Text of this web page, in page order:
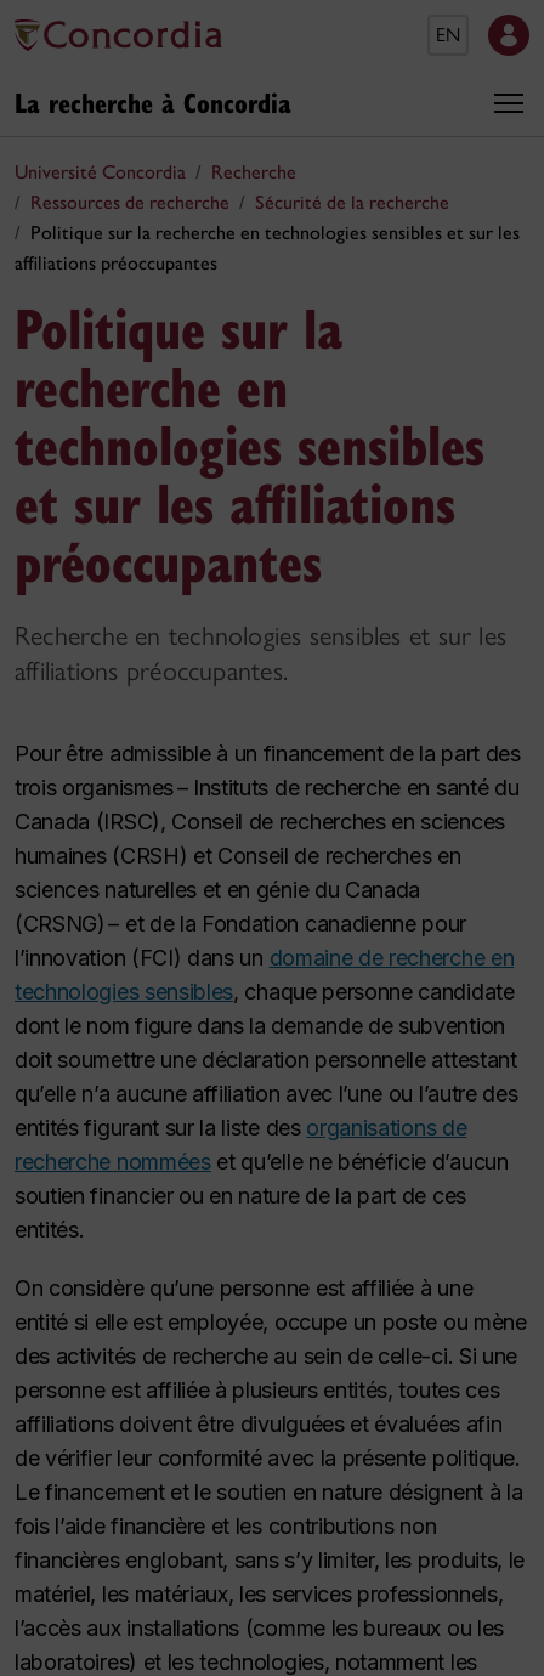
EN
La recherche à Concordia
Université Concordia
Recherche
Ressources de recherche
Sécurité de la recherche
Politique sur la recherche en technologies sensibles et sur les
affiliations préoccupantes
Politique sur la
recherche en
technologies sensibles
et sur les affiliations
préoccupantes
Recherche en technologies sensibles et sur les
affiliations préoccupantes.
Pour être admissible à un financement de la part des
trois organismes – Instituts de recherche en santé du
Canada (IRSC), Conseil de recherches en sciences
humaines (CRSH) et Conseil de recherches en
sciences naturelles et en génie du Canada
(CRSNG) – et de la Fondation canadienne pour
l’innovation (FCI) dans un domaine de recherche en
technologies sensibles, chaque personne candidate
dont le nom figure dans la demande de subvention
doit soumettre une déclaration personnelle attestant
qu’elle n’a aucune affiliation avec l’une ou l’autre des
entités figurant sur la liste des organisations de
recherche nomméeset qu’elle ne bénéficie d’aucun
soutien financier ou en nature de la part de ces
entités.
On considère qu’une personne est affiliée à une
entité si elle est employée, occupe un poste ou mène
des activités de recherche au sein de celle-ci. Si une
personne est affiliée à plusieurs entités, toutes ces
affiliations doivent être divulguées et évaluées afin
de vérifier leur conformité avec la présente politique.
Le financement et le soutien en nature désignent à la
fois l’aide financière et les contributions non
financières englobant, sans s’y limiter, les produits, le
matériel, les matériaux, les services professionnels,
l’accès aux installations (comme les bureaux ou les
laboratoires) et les technologies, notamment les